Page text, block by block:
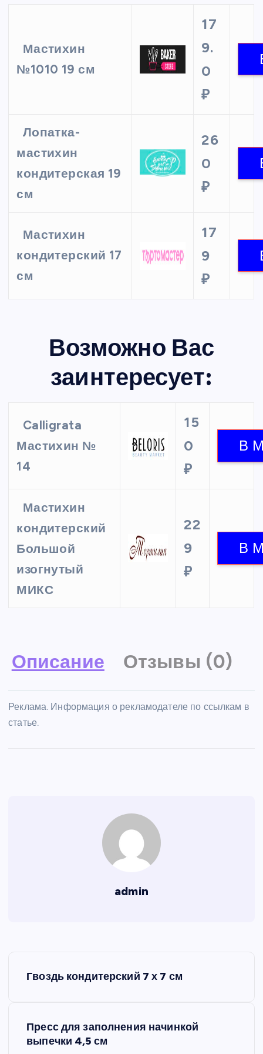
Мастихин
№1010 19 см
17
9.
0
₽
Лопатка-
мастихин
кондитерская 19
см
26
0
₽
Мастихин
кондитерский 17
см
17
9
₽
Возможно Вас
заинтересует:
Calligrata
Мастихин №
14
15
0
₽
Мастихин
кондитерский
Большой
изогнутый
МИКС
22
9
₽
Описание Отзывы (0)
Реклама. Информация о рекламодателе по ссылкам в
статье.
admin
Гвоздь кондитерский 7 х 7 см
Пресс для заполнения начинкой
выпечки 4,5 см